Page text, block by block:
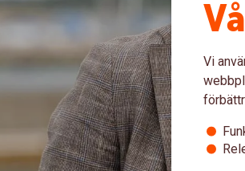
Vi